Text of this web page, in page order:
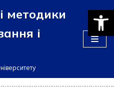
методики
і